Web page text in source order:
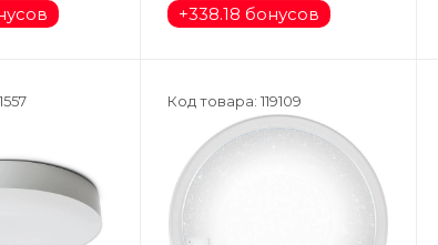
+338.18 бонусов
Код товара: 119109